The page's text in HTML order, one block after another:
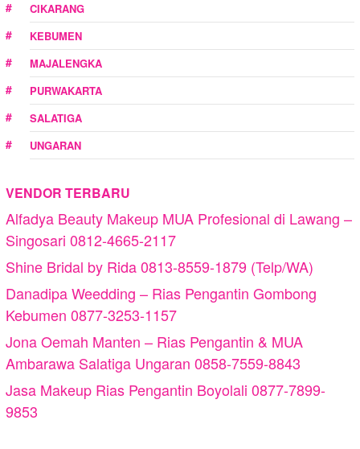
CIKARANG
KEBUMEN
MAJALENGKA
PURWAKARTA
SALATIGA
UNGARAN
VENDOR TERBARU
Alfadya Beauty Makeup MUA Profesional di Lawang –
Singosari 0812-4665-2117
Shine Bridal by Rida 0813-8559-1879 (Telp/WA)
Danadipa Weedding – Rias Pengantin Gombong
Kebumen 0877-3253-1157
Jona Oemah Manten – Rias Pengantin & MUA
Ambarawa Salatiga Ungaran 0858-7559-8843
Jasa Makeup Rias Pengantin Boyolali 0877-7899-
9853